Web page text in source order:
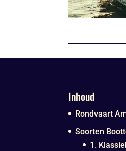
Inhoud
Rondvaart
Soorten
1.